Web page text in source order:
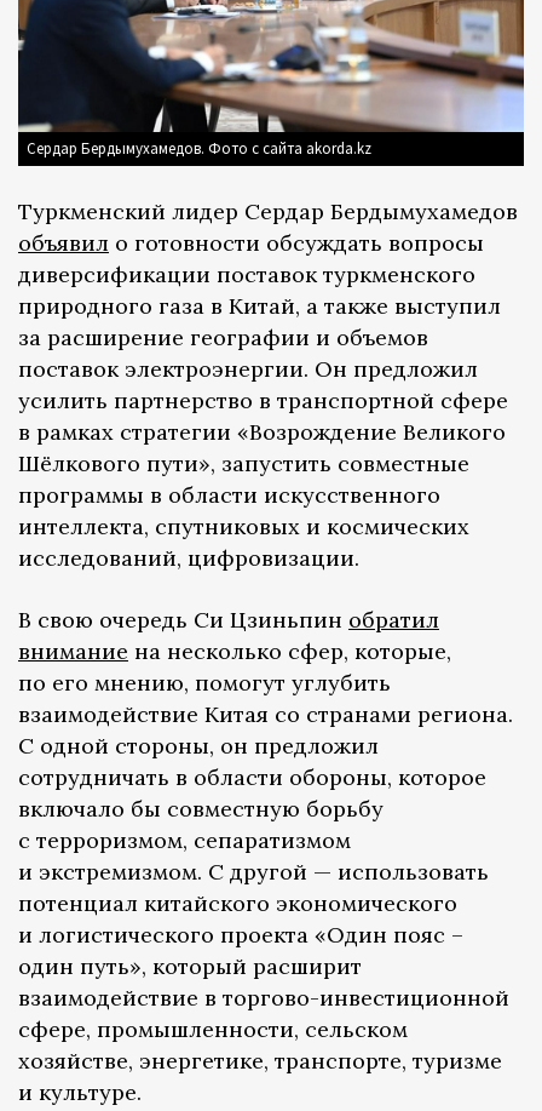
Сердар Бердымухамедов. Фото с сайта akorda.kz
Туркменский лидер Сердар Бердымухамедов
объявил о готовности обсуждать вопросы
диверсификации поставок туркменского
природного газа в Китай, а также выступил
за расширение географии и объемов
поставок электроэнергии. Он предложил
усилить партнерство в транспортной сфере
в рамках стратегии «Возрождение Великого
Шёлкового пути», запустить совместные
программы в области искусственного
интеллекта, спутниковых и космических
исследований, цифровизации.
В свою очередь Си Цзиньпин обратил
внимание на несколько сфер, которые,
по его мнению, помогут углубить
взаимодействие Китая со странами региона.
С одной стороны, он предложил
сотрудничать в области обороны, которое
включало бы совместную борьбу
с терроризмом, сепаратизмом
и экстремизмом. С другой — использовать
потенциал китайского экономического
и логистического проекта «Один пояс –
один путь», который расширит
взаимодействие в торгово-инвестиционной
сфере, промышленности, сельском
хозяйстве, энергетике, транспорте, туризме
и культуре.